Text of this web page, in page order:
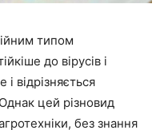
типом
до вірусів і
відрізняється
цей різновид
без знання